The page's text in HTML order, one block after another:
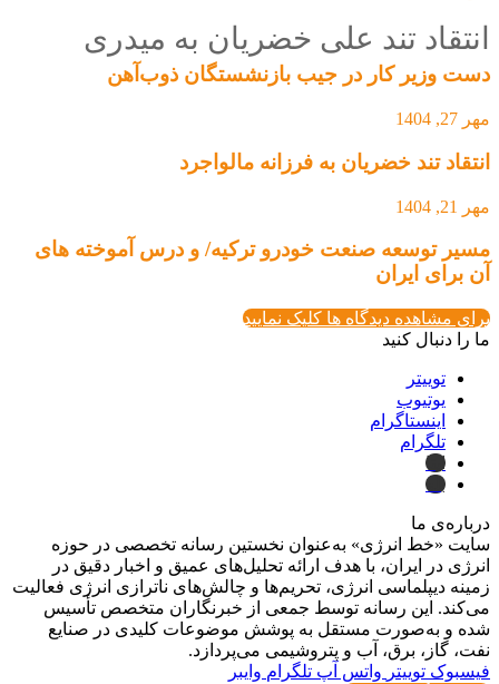
انتقاد تند علی خضریان به میدری
دست وزیر کار در جیب بازنشستگان ذوب‌آهن
مهر 27, 1404
انتقاد تند خضریان به فرزانه مالواجرد
مهر 21, 1404
مسیر توسعه صنعت خودرو ترکیه/ و درس آموخته های
آن برای ایران
برای مشاهده دیدگاه ها کلیک نمایید
ما را دنبال کنید
توییتر
یوتیوب
اینستاگرام
تلگرام
ایتا
بله
درباره‌ی ما
سایت «خط انرژی» به‌عنوان نخستین رسانه تخصصی در حوزه
انرژی در ایران، با هدف ارائه تحلیل‌های عمیق و اخبار دقیق در
زمینه دیپلماسی انرژی، تحریم‌ها و چالش‌های ناترازی انرژی فعالیت
می‌کند. این رسانه توسط جمعی از خبرنگاران متخصص تأسیس
شده و به‌صورت مستقل به پوشش موضوعات کلیدی در صنایع
نفت، گاز، برق، آب و پتروشیمی می‌پردازد.
فیسبوک توییتر واتس آپ تلگرام وایبر